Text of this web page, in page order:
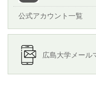
公式アカウント一覧
広島大学メール